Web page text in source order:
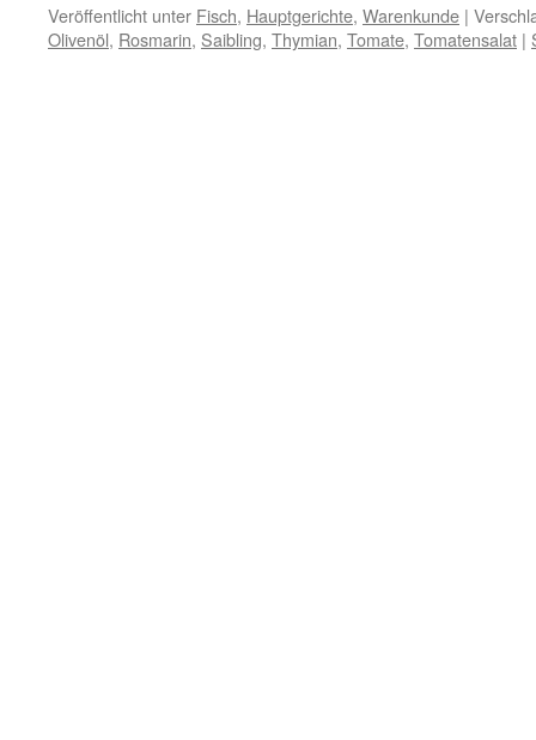
Veröffentlicht unter Fisch, Hauptgerichte, Warenkunde |
Olivenöl, Rosmarin, Saibling, Thymian, Tomate, Tomatensalat |